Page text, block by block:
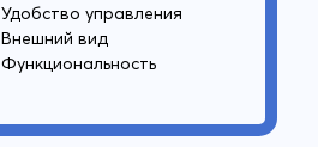
Удобство управления
Внешний вид
Функциональность